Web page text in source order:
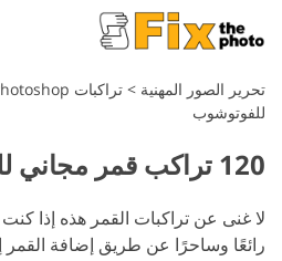
تحرير الصور المهنية > تراكبات Photoshop
للفوتوشوب
120 تراكب قمر مجاني للفوتوشوب
لا غنى عن تراكبات القمر هذه إذا
رائعًا وساحرًا عن طريق إضافة القمر